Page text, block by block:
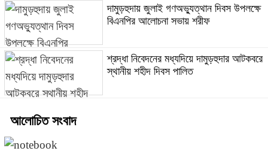
দামুড়হুদায় জুলাই গণঅভ্যুত্থান দিবস উপলক্ষে
বিএনপির আলোচনা সভায় শরীফ
শ্রদ্ধা নিবেদনের মধ্যদিয়ে দামুড়হুদার আটকবরে
স্থানীয় শহীদ দিবস পালিত
আলোচিত সংবাদ